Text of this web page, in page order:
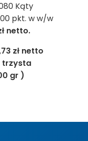
Kąty
pkt. w w/w
netto.
zł netto
trzysta
gr )